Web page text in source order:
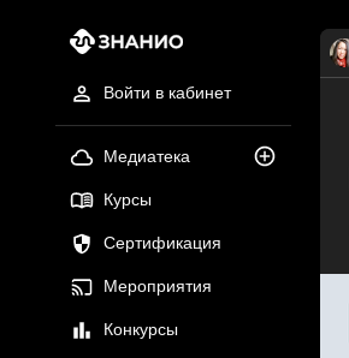
Войти в кабинет
Медиатека
Курсы
Сертификация
Мероприятия
Конкурсы